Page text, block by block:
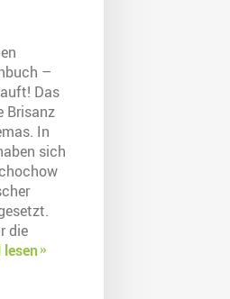
–
Das
Brisanz
In
sich
die